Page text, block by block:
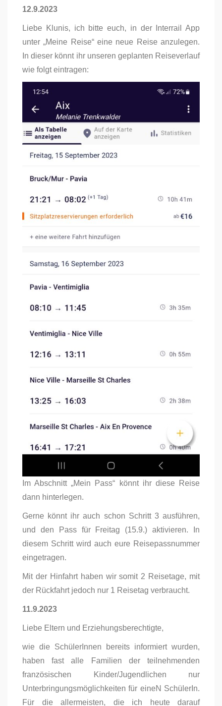
12.9.2023
Liebe Klunis, ich bitte euch, in der Interrail App
unter „Meine Reise“ eine neue Reise anzulegen.
In dieser könnt ihr unseren geplanten Reiseverlauf
wie folgt eintragen:
Im Abschnitt „Mein Pass“ könnt ihr diese Reise
dann hinterlegen.
Gerne könnt ihr auch schon Schritt 3 ausführen,
und den Pass für Freitag (15.9.) aktivieren. In
diesem Schritt wird auch eure Reisepassnummer
eingetragen.
Mit der Hinfahrt haben wir somit 2 Reisetage, mit
der Rückfahrt jedoch nur 1 Reisetag verbraucht.
11.9.2023
Liebe Eltern und Erziehungsberechtigte,
wie die SchülerInnen bereits informiert wurden,
haben fast alle Familien der teilnehmenden
französischen Kinder/Jugendlichen nur
Unterbringungsmöglichkeiten für eineN SchülerIn.
Für die allermeisten, die ich heute darauf